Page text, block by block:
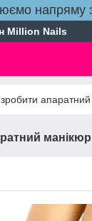
напряму
Million Nails